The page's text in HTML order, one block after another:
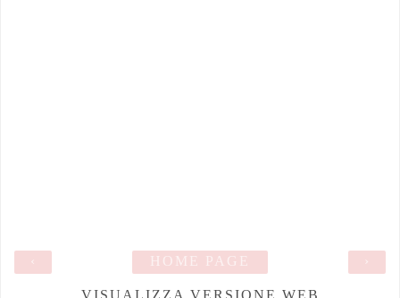
›
HOME PAGE
VISUALIZZA VERSIONE WEB